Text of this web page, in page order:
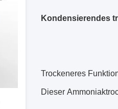
Kondensierendes
Trockeneres
Dieser